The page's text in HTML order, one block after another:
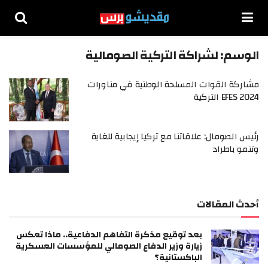
الوسم:لشراكة التركية الصومالية
مشاركة القوات المسلحة الوطنية في مناورات
EFES 2024 التركية
رئيس الصومال: علاقاتنا مع تركيا إيجابية للغاية
وتنمو باطراد
أحدث المقالات
بعد توقيع مذكرة التفاهم الدفاعية.. ماذا تعكس
زيارة وزير الدفاع الصومالي للمؤسسات العسكرية
الباكستانية؟